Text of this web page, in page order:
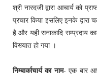
श्री नारदजी द्वारा आचार्य को
प्रचार किया इसलिए इनके द्वारा
है और यही सनाकादि सम्प्रदाय
विख्यात हो गया ।
निम्बार्काचार्य का नाम- एक बार